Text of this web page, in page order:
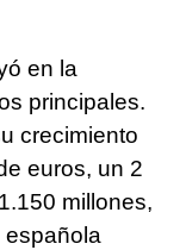
en la
principales.
crecimiento
euros, un 2
millones,
española